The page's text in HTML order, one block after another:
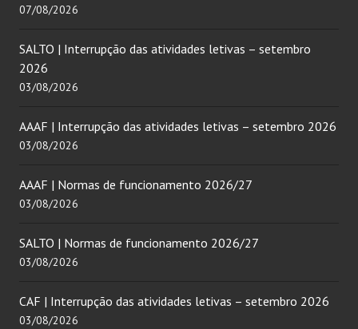
07/08/2026
SALTO | Interrupção das atividades letivas – setembro
2026
03/08/2026
AAAF | Interrupção das atividades letivas – setembro 2026
03/08/2026
AAAF | Normas de funcionamento 2026/27
03/08/2026
SALTO | Normas de funcionamento 2026/27
03/08/2026
CAF | Interrupção das atividades letivas – setembro 2026
03/08/2026